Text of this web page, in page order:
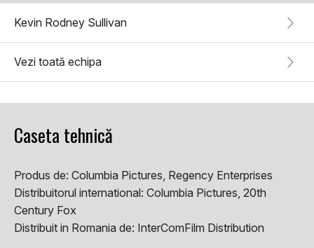
Kevin Rodney Sullivan
Vezi toată echipa
Caseta tehnică
Produs de: Columbia Pictures, Regency Enterprises
Distribuitorul international: Columbia Pictures, 20th
Century Fox
Distribuit in Romania de: InterComFilm Distribution